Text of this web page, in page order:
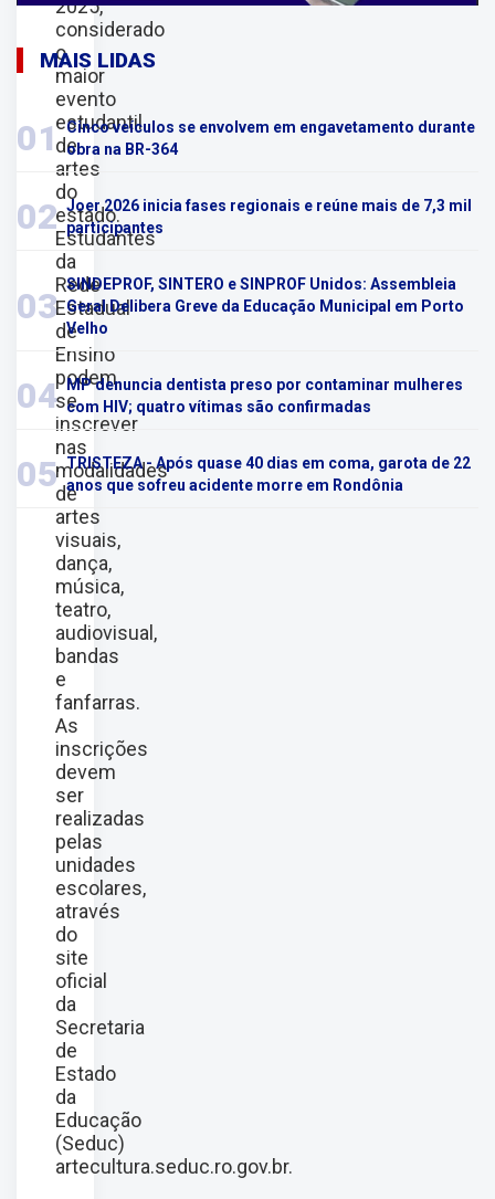
2025,
considerado
o
maior
evento
estudantil
de
artes
do
estado.
Estudantes
da
Rede
Estadual
de
Ensino
podem
se
inscrever
nas
modalidades
de
artes
visuais,
dança,
música,
teatro,
audiovisual,
bandas
e
fanfarras.
As
inscrições
devem
ser
realizadas
pelas
unidades
escolares,
através
do
site
oficial
da
Secretaria
de
Estado
da
Educação
(Seduc)
artecultura.seduc.ro.gov.br.
MAIS LIDAS
01 Cinco veículos se envolvem em engavetamento durante
obra na BR-364
02 Joer 2026 inicia fases regionais e reúne mais de 7,3 mil
participantes
03
SINDEPROF, SINTERO e SINPROF Unidos: Assembleia
Geral Delibera Greve da Educação Municipal em Porto
Velho
04
MP denuncia dentista preso por contaminar mulheres
com HIV; quatro vítimas são confirmadas
05 TRISTEZA - Após quase 40 dias em coma, garota de 22
anos que sofreu acidente morre em Rondônia